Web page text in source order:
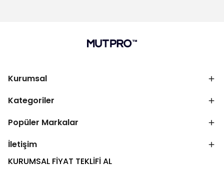
Kurumsal
Kategoriler
Popüler Markalar
İletişim
KURUMSAL FİYAT TEKLİFİ AL